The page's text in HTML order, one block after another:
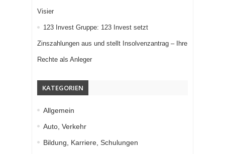
Visier
123 Invest Gruppe: 123 Invest setzt
Zinszahlungen aus und stellt Insolvenzantrag – Ihre
Rechte als Anleger
KATEGORIEN
Allgemein
Auto, Verkehr
Bildung, Karriere, Schulungen